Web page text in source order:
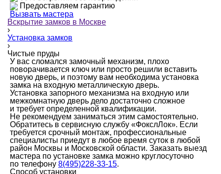
Предоставляем гарантию
Вызвать мастера
Вскрытие замков в Москве
›
Установка замков
›
Чистые пруды
У вас сломался замочный механизм, плохо
поворачивается ключ или просто решили вставить
новую дверь, и поэтому вам необходима установка
замка на входную металлическую дверь.
Установка запорного механизма на входную или
межкомнатную дверь дело достаточно сложное
и требует определенной квалификации.
Не рекомендуем заниматься этим самостоятельно.
Обратитесь в сервисную службу «ФокслЛок». Если
требуется срочный монтаж, профессиональные
специалисты приедут в любое время суток в любой
район Москвы и Московской области. Заказать выезд
мастера по установке замка можно круглосуточно
по телефону 8(495)228-33-15.
Способ установки